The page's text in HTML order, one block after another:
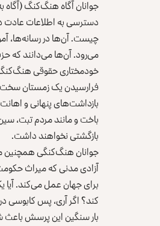
جوانان آگاه هنگ‌کنگ
دسترسی به اطلاعات عادت
چیست. آن‌ها در رسانه‌ها،
می‌رود. آن‌ها می‌دانند که
خودمختاری حقوقی هنگ‌کنگ
فرارسیدن یک زمستان
بازداشت‌های پنهانی و
باخت و مانند مردم تبت،
‌بازگشتی نخواهند داشت.
جوانان هنگ‌کنگی همچنین
آزادی مدنی که میراث
برای جهان عمل می‌کند. آیا
کند؟ اگر آری، پس کابوسی
بار سنگین این پرسش